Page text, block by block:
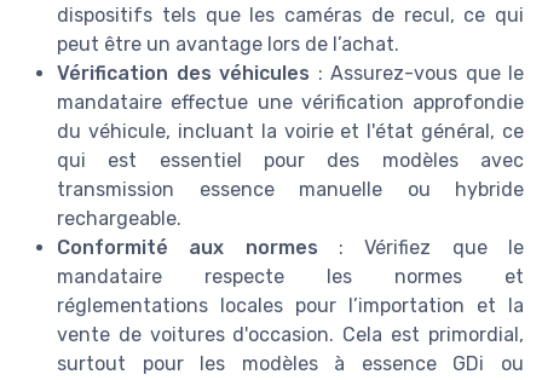
dispositifs tels que les caméras de recul, ce qui
peut être un avantage lors de l’achat.
Vérification des véhicules : Assurez-vous que le
mandataire effectue une vérification approfondie
du véhicule, incluant la voirie et l'état général, ce
qui est essentiel pour des modèles avec
transmission essence manuelle ou hybride
rechargeable.
Conformité aux normes : Vérifiez que le
mandataire respecte les normes et
réglementations locales pour l’importation et la
vente de voitures d'occasion. Cela est primordial,
surtout pour les modèles à essence GDi ou